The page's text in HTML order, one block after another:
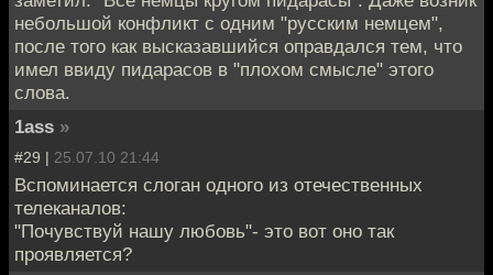
небольшой конфликт с одним "русским немцем",
после того как высказавшийся оправдался тем, что
имел ввиду пидарасов в "плохом смысле" этого
слова.
1ass »
#29 | 25.07.10 21:44
Вспоминается слоган одного из отечественных
телеканалов:
"Почувствуй нашу любовь"- это вот оно так
проявляется?